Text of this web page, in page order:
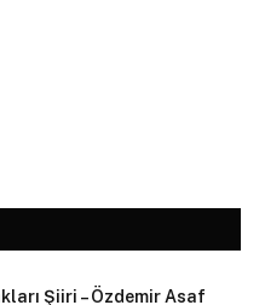
Şiiri – Özdemir Asaf